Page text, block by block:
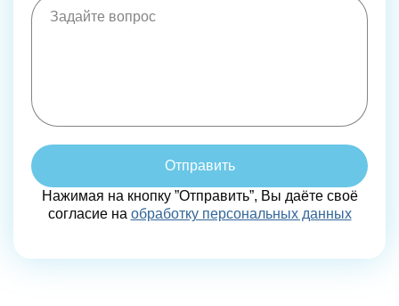
Отправить
Нажимая на кнопку ”Отправить”, Вы даёте своё
согласие на обработку персональных данных